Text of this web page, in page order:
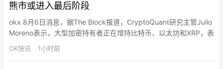
熊市或进入最后阶段
okx 8月6日消息，据The Block报道，CryptoQuant研究主管Julio
Moreno表示，大型加密持有者正在增持比特币、以太坊和XRP，表
明熊市可能已进入最后阶段，但尚未确认底部，价格仍可能进一步
下跌。Moreno指出，当价格接近或低于已实现价格时，大户正在
OK快讯 1小时前